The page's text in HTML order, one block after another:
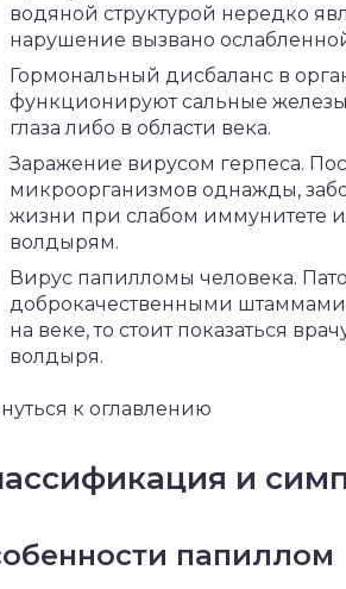
водяной структурой нередко
нарушение вызвано
Гормональный дисбаланс в
функционируют сальные
глаза либо в области века.
Заражение вирусом герпеса.
микроорганизмов однажды,
жизни при слабом иммунитете
волдырям.
Вирус папилломы человека.
доброкачественными
на веке, то стоит показаться
волдыря.
к оглавлению
и
папиллом